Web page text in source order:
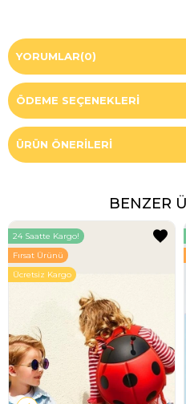
YORUMLAR(0)
ÖDEME SEÇENEKLERI
ÜRÜN ÖNERILERI
BENZER
24 Saatte Kargo!
Fırsat Ürünü
Ücretsiz Kargo